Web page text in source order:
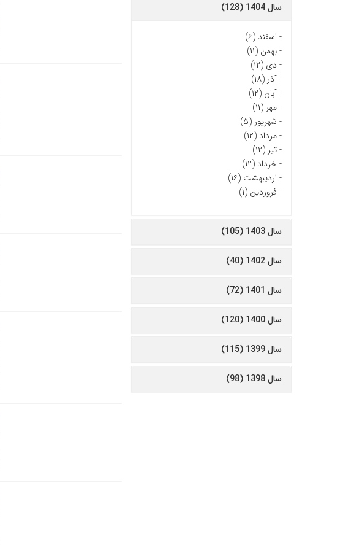
سال 1404 (128)
- اسفند (۶)
-بهمن (۱۱)
- دی (۱۲)
-آذر (۱۸)
-آبان (۱۲)
-مهر (۱۱)
- شهریور (۵)
-مرداد (۱۲)
-تیر (۱۲)
- خرداد (۱۲)
- اردیبهشت (۱۶)
- فروردین (۱)
سال 1403 (105)
سال 1402 (40)
سال 1401 (72)
سال 1400 (120)
سال 1399 (115)
سال 1398 (98)